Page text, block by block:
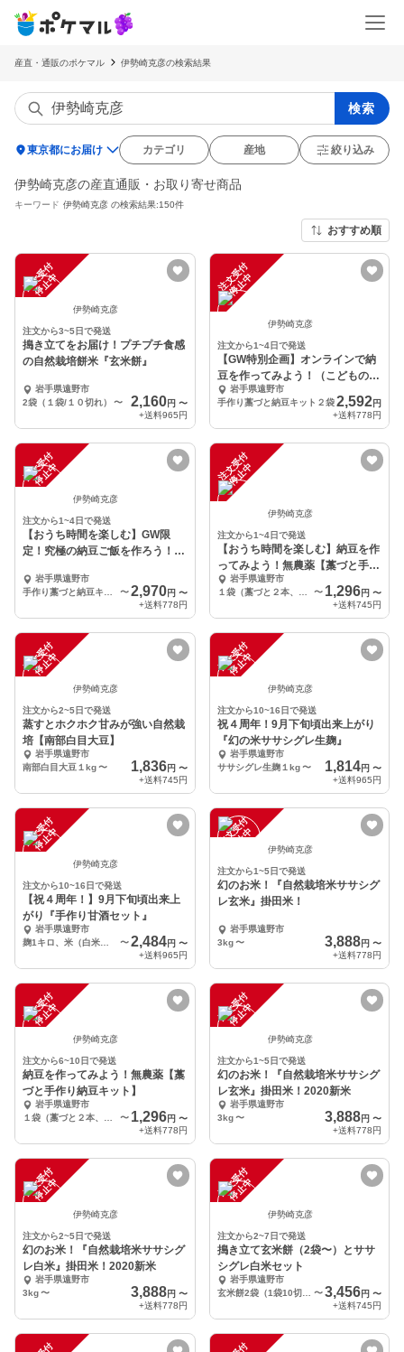
産直・通販のポケマル 伊勢崎克彦の検索結果
検索
location_on東京都にお届け カテゴリ 産地 絞り込み
伊勢崎克彦の産直通販・お取り寄せ商品
キーワード 伊勢崎克彦 の検索結果:150件
おすすめ順
注
文
受
付
停
止
中
伊勢崎克彦
注文から3~5日で発送
搗き立てをお届け！プチプチ食感
の自然栽培餅米『玄米餅』
岩手県遠野市
2袋（１袋/１０切れ）
〜 2,160円 〜
+送料965円
注
文
受
付
停
止
中
伊勢崎克彦
注文から1~4日で発送
【GW特別企画】オンラインで納
豆を作ってみよう！（こどもの日
に食べれるよ！）
岩手県遠野市
手作り藁づと納豆キット２袋 2,592円
+送料778円
注
文
受
付
停
止
中
伊勢崎克彦
注文から1~4日で発送
【おうち時間を楽しむ】GW限
定！究極の納豆ご飯を作ろう！セ
岩手県遠野市
〜 2,970円 〜
+送料778円
注
文
受
付
停
止
中
伊勢崎克彦
注文から1~4日で発送
【おうち時間を楽しむ】納豆を作
ってみよう！無農薬【藁づと手作
り納豆キット】
岩手県遠野市
〜 1,296円 〜
+送料745円
注
文
受
付
停
止
中
伊勢崎克彦
注文から2~5日で発送
蒸すとホクホク甘みが強い自然栽
培【南部白目大豆】
岩手県遠野市
南部白目大豆１kg〜 1,836円 〜
+送料745円
注
文
受
付
停
止
中
伊勢崎克彦
注文から10~16日で発送
祝４周年！9月下旬頃出来上がり
『幻の米ササシグレ生麹』
岩手県遠野市
ササシグレ生麹１kg 〜 1,814円 〜
+送料965円
注
文
受
付
停
止
中
伊勢崎克彦
注文から10~16日で発送
【祝４周年！】9月下旬頃出来上
がり『手作り甘酒セット』
岩手県遠野市
〜 2,484円 〜
+送料965円
注
文
受
付
停
止
中 伊勢崎克彦
注文から1~5日で発送
幻のお米！『自然栽培米ササシグ
レ玄米』掛田米！
岩手県遠野市
3kg 〜 3,888円 〜
+送料778円
注
文
受
付
停
止
中
伊勢崎克彦
注文から6~10日で発送
納豆を作ってみよう！無農薬【藁
づと手作り納豆キット】
岩手県遠野市
〜 1,296円 〜
+送料778円
注
文
受
付
停
止
中
伊勢崎克彦
注文から1~5日で発送
幻のお米！『自然栽培米ササシグ
レ玄米』掛田米！2020新米
岩手県遠野市
3kg 〜 3,888円 〜
+送料778円
注
文
受
付
停
止
中
伊勢崎克彦
注文から2~5日で発送
幻のお米！『自然栽培米ササシグ
レ白米』掛田米！2020新米
岩手県遠野市
3kg〜 3,888円 〜
+送料778円
注
文
受
付
停
止
中
伊勢崎克彦
注文から2~7日で発送
搗き立て玄米餅（2袋〜）とササ
シグレ白米セット
岩手県遠野市
〜3,456円 〜
+送料745円